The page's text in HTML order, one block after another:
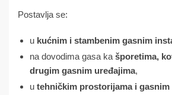
Postavlja se:
u kućnim i stambenim gasnim
na dovodima gasa ka šporetima,
drugim gasnim uređajima,
u tehničkim prostorijama i